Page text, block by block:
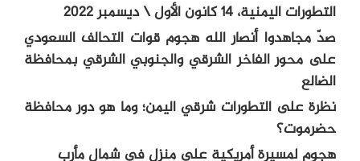
التطورات اليمنية، 14 كانون الأول \ ديسمبر 2022
صدّ مجاهدوا أنصار الله هجوم قوات التحالف السعودي
على محور الفاخر الشرقي والجنوبي الشرقي بمحافظة
الضالع
نظرة على التطورات شرقي اليمن؛ وما هو دور محافظة
حضرموت؟
هجوم لمسيرة أمريكية على منزل في شمال مأرب